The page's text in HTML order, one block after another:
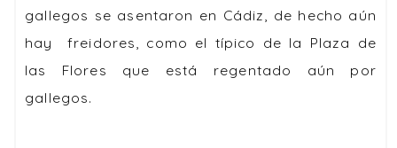
gallegos se asentaron en Cádiz, de hecho aún
hay freidores, como el típico de la Plaza de
las Flores que está regentado aún por
gallegos.